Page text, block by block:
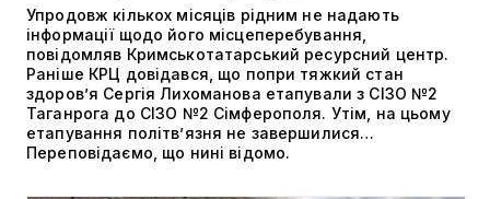
Упродовж кількох місяців рідним не надають
інформації щодо його місцеперебування,
повідомляв Кримськотатарський ресурсний центр.
Раніше КРЦ довідався, що попри тяжкий стан
здоров’я Сергія Лихоманова етапували з СІЗО №2
Таганрога до СІЗО №2 Сімферополя. Утім, на цьому
етапування політвʼязня не завершилися…
Переповідаємо, що нині відомо.